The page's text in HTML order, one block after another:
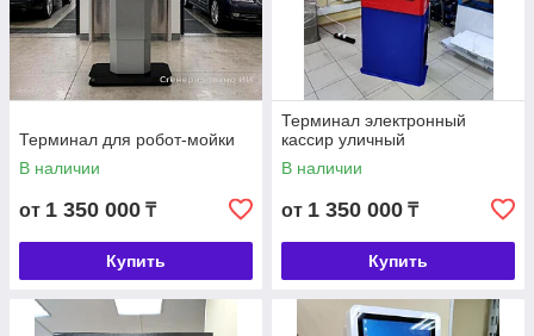
Терминал для робот-мойки
В наличии
от 1 350 000 ₸
Купить
Терминал электронный
кассир уличный
В наличии
от 1 350 000 ₸
Купить